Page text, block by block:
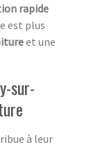
rapide
est plus
et une
sur-
à leur